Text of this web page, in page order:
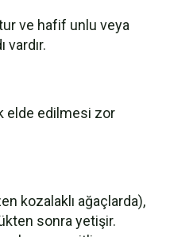
ve hafif unlu veya
vardır.
elde edilmesi zor
kozalaklı ağaçlarda),
sonra yetişir.